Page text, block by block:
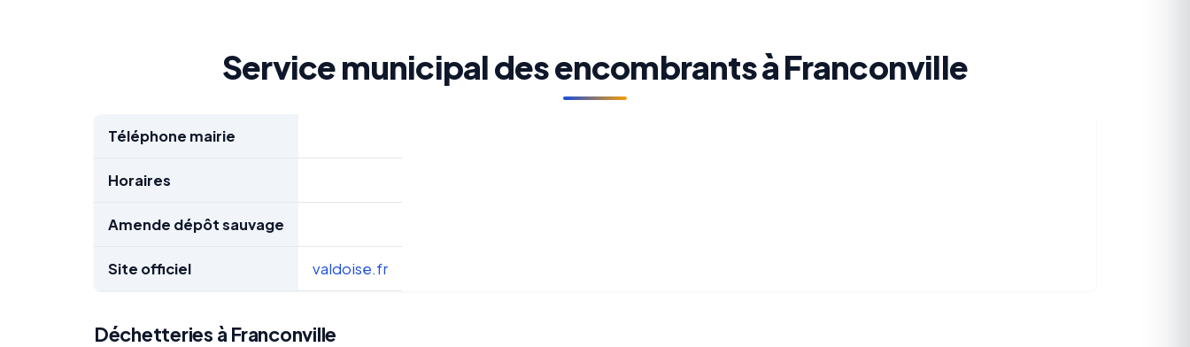
Service municipal des encombrants à Franconville
Téléphone mairie
Horaires
Amende dépôt sauvage
Site officiel valdoise.fr
Déchetteries à Franconville